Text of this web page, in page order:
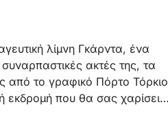
λίμνη Γκάρντα, ένα
ακτές της, τα
από το γραφικό Πόρτο Τόρκιο
εκδρομή που θα σας χαρίσει